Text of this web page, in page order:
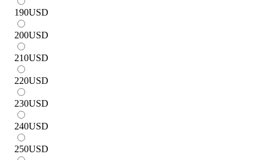
190USD
200USD
210USD
220USD
230USD
240USD
250USD